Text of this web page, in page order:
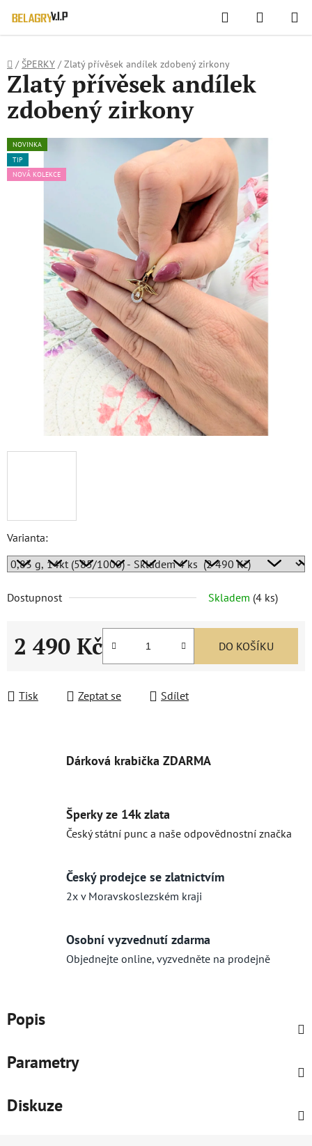
WIDGET HODNOCENÍ OBCHODU
Přejít
na
Hledat
KOŠÍK
Domů
/ ŠPERKY / Zlatý přívěsek andílek zdobený zirkony
Varianta:
Dostupnost Skladem (4 ks)
2 490 Kč DO KOŠÍKU
Tisk Zeptat se Sdílet
Zlatý přívěsek andílek
zdobený zirkony
NOVINKA
TIP
NOVÁ KOLEKCE
Dárková krabička ZDARMA
Šperky ze 14k zlata
Český státní punc a naše odpovědnostní značka
Český prodejce se zlatnictvím
2x v Moravskoslezském kraji
Osobní vyzvednutí zdarma
Objednejte online, vyzvedněte na prodejně
Popis
Parametry
Diskuze